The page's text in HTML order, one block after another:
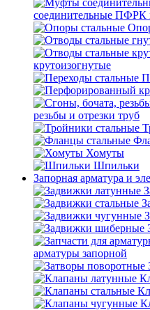
соединительные
крутоизогнутые
резьбы и отрезки труб
Хомуты
Шпильки
Запорная арматура и
арматуры запорной